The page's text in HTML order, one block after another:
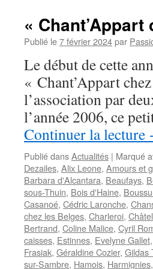
«
Publié le7 février 2024par
Le début de cette
« Chant’Appart
l’association par
l’année 2006, ce
Continuer la lecture
Publié dansActualités | Marqué
Dezailes, Alix Leone, Amours et
Barbara d'Alcantara, Beaufays,
sous-Thuin, Bois d'Haine,
Casanoé, Cédric Laronche,
chez les Belges, Charleroi,
Bertrand, Coline Malice, Cyril
caisses, Estinnes, Evelyne Gallet,
Frasiak, Géraldine Cozier, Gildas
sur-Sambre, Hamois, Harmignies,